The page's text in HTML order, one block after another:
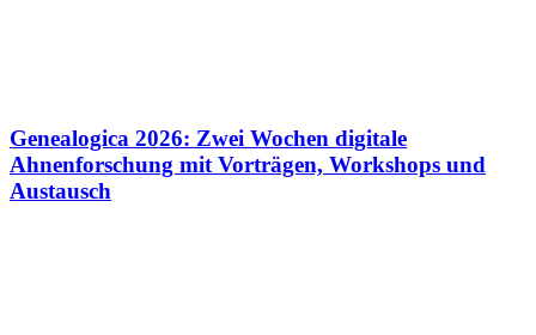
Genealogica 2026: Zwei Wochen digitale
Ahnenforschung mit Vorträgen, Workshops und
Austausch